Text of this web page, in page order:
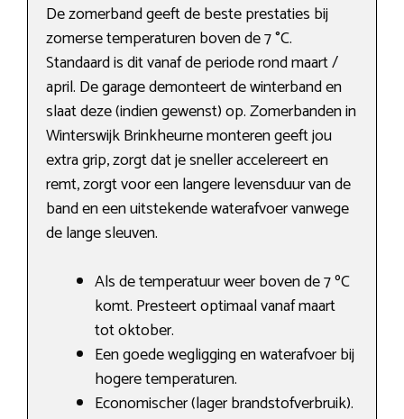
De zomerband geeft de beste prestaties bij
zomerse temperaturen boven de 7 °C.
Standaard is dit vanaf de periode rond maart /
april. De garage demonteert de winterband en
slaat deze (indien gewenst) op. Zomerbanden in
Winterswijk Brinkheurne monteren geeft jou
extra grip, zorgt dat je sneller accelereert en
remt, zorgt voor een langere levensduur van de
band en een uitstekende waterafvoer vanwege
de lange sleuven.
Als de temperatuur weer boven de 7 ºC
komt. Presteert optimaal vanaf maart
tot oktober.
Een goede wegligging en waterafvoer bij
hogere temperaturen.
Economischer (lager brandstofverbruik).